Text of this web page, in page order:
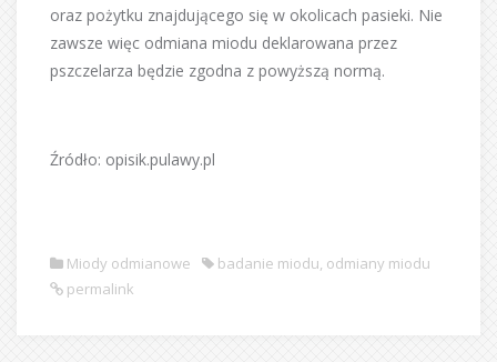
oraz pożytku znajdującego się w okolicach pasieki. Nie
zawsze więc odmiana miodu deklarowana przez
pszczelarza będzie zgodna z powyższą normą.
Źródło: opisik.pulawy.pl
Miody odmianowe badanie miodu, odmiany miodu
permalink